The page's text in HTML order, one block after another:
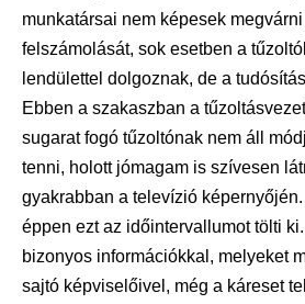
munkatársai nem képesek
felszámolását, sok esetben a
lendülettel dolgoznak, de a
Ebben a szakaszban a
sugarat fogó tűzoltónak nem áll
tenni, holott jómagam is szívesen
gyakrabban a televízió
éppen ezt az időintervallumot tölti
bizonyos információkkal, melyeket
sajtó képviselőivel, még a káreset